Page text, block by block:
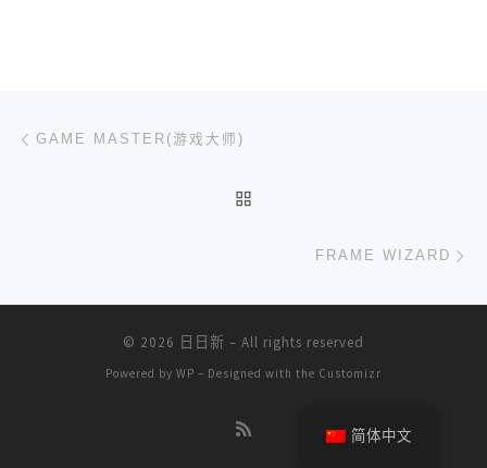
文章导航
GAME MASTER(游戏大师)
FRAME WIZARD
© 2026 日日新 – All rights reserved
Powered by WP – Designed with the Customizr
简体中文